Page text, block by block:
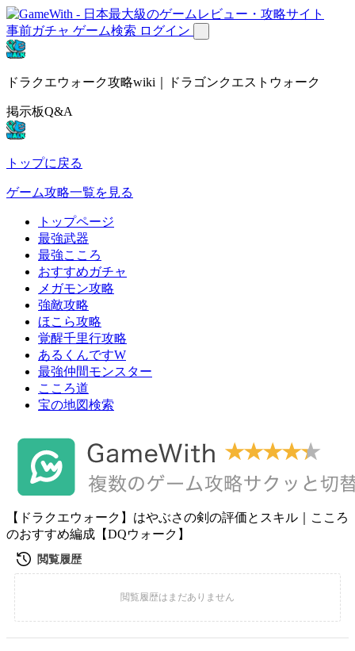
事前ガチャ ゲーム検索 ログイン
ドラクエウォーク攻略wiki｜ドラゴンクエストウォーク
掲示板Q&A
トップに戻る
ゲーム攻略一覧を見る
トップページ
最強武器
最強こころ
おすすめガチャ
メガモン攻略
強敵攻略
ほこら攻略
覚醒千里行攻略
あるくんですW
最強仲間モンスター
こころ道
宝の地図検索
【ドラクエウォーク】はやぶさの剣の評価とスキル｜こころ
のおすすめ編成【DQウォーク】